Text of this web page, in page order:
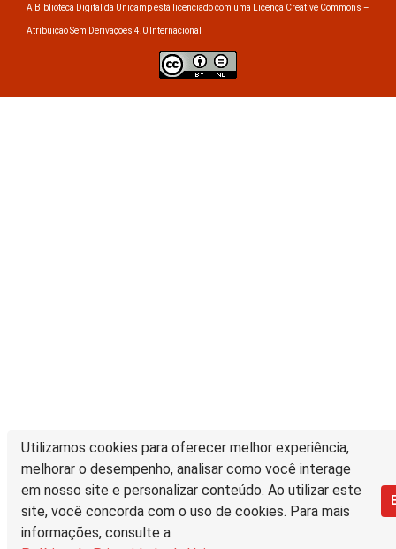
Utilizamos cookies para oferecer melhor experiência,
melhorar o desempenho, analisar como você interage
em nosso site e personalizar conteúdo. Ao utilizar este
site, você concorda com o uso de cookies. Para mais
informações, consulte a
A Biblioteca Digital da Unicamp está licenciado com uma Licença Creative Commons –
Atribuição Sem Derivações 4.0 Internacional